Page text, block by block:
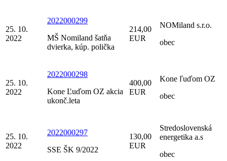
25. 10.
2022
2022000299
MŠ Nomiland šatňa
dvierka, kúp. polička
214,00
EUR
NOMiland s.r.o.
obec
25. 10.
2022
2022000298
Kone Ľuďom OZ akcia
ukonč.leta
400,00
EUR
Kone ľuďom OZ
obec
25. 10.
2022
2022000297
SSE ŠK 9/2022
130,00
EUR
Stredoslovenská
energetika a.s
obec